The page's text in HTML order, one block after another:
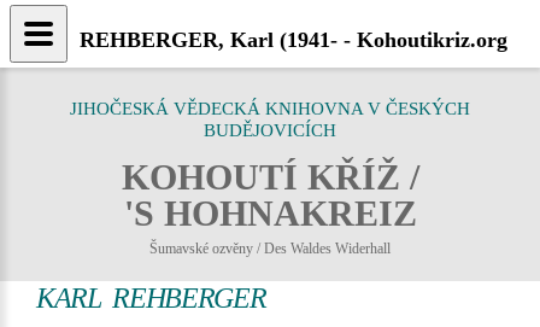
JIHOČESKÁ VĚDECKÁ KNIHOVNA V ČESKÝCH
BUDĚJOVICÍCH
KOHOUTÍ KŘÍŽ /
'S HOHNAKREIZ
Šumavské ozvěny / Des Waldes Widerhall
KARL REHBERGER
REHBERGER, Karl (1941- - Kohoutikriz.org